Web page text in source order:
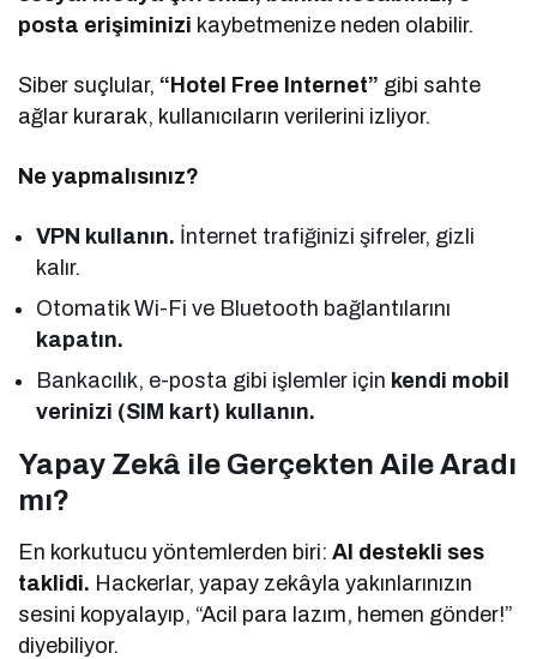
posta erişiminizi kaybetmenize neden olabilir.
Siber suçlular, “Hotel Free Internet” gibi sahte
ağlar kurarak, kullanıcıların verilerini izliyor.
Ne yapmalısınız?
VPN kullanın. İnternet trafiğinizi şifreler, gizli
kalır.
Otomatik Wi-Fi ve Bluetooth bağlantılarını
kapatın.
Bankacılık, e-posta gibi işlemler için kendi mobil
verinizi (SIM kart) kullanın.
Yapay Zekâ ile Gerçekten Aile Aradı
mı?
En korkutucu yöntemlerden biri:AI destekli ses
taklidi. Hackerlar, yapay zekâyla yakınlarınızın
sesini kopyalayıp, “Acil para lazım, hemen gönder!”
diyebiliyor.